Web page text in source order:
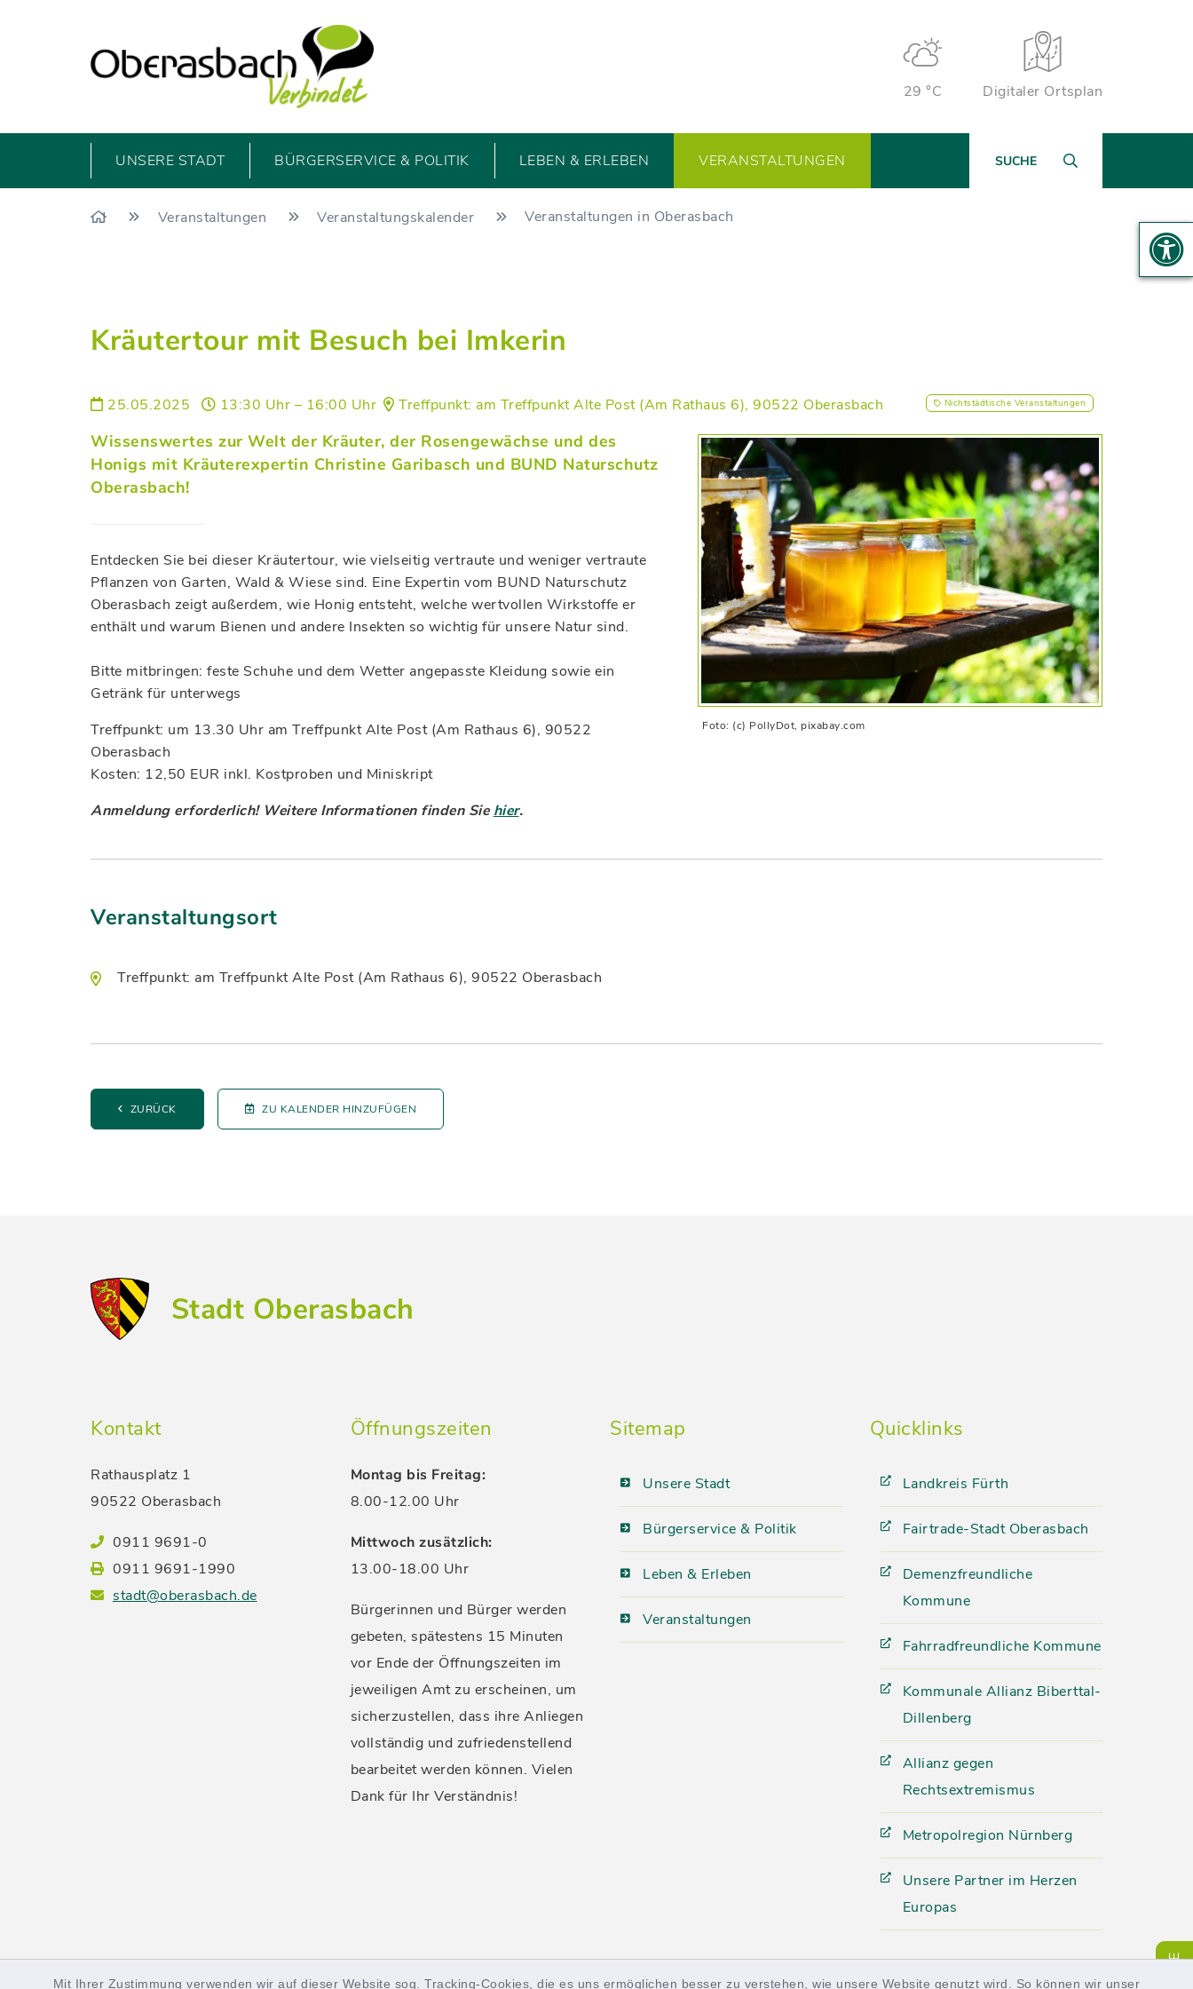
Mit Ihrer Zustimmung verwenden wir auf dieser Website sog. Tracking-Cookies, die es uns ermöglichen besser zu verstehen, wie unsere Website genutzt wird. So können wir unser
29 °C Digitaler Ortsplan
UNSERE STADT BÜRGERSERVICE & POLITIK LEBEN & ERLEBEN VERANSTALTUNGEN SUCHE
Veranstaltungen Veranstaltungskalender Veranstaltungen in Oberasbach
Kräutertour mit Besuch bei Imkerin
25.05.2025 13:30 Uhr – 16:00 Uhr Treffpunkt: am Treffpunkt Alte Post (Am Rathaus 6), 90522 Oberasbach Nichtstädtische Veranstaltungen
Foto: (c) PollyDot, pixabay.com
Wissenswertes zur Welt der Kräuter, der Rosengewächse und des
Honigs mit Kräuterexpertin Christine Garibasch und BUND Naturschutz
Oberasbach!
Entdecken Sie bei dieser Kräutertour, wie vielseitig vertraute und weniger vertraute
Pflanzen von Garten, Wald & Wiese sind. Eine Expertin vom BUND Naturschutz
Oberasbach zeigt außerdem, wie Honig entsteht, welche wertvollen Wirkstoffe er
enthält und warum Bienen und andere Insekten so wichtig für unsere Natur sind.
Bitte mitbringen: feste Schuhe und dem Wetter angepasste Kleidung sowie ein
Getränk für unterwegs
Treffpunkt: um 13.30 Uhr am Treffpunkt Alte Post (Am Rathaus 6), 90522
Oberasbach
Kosten: 12,50 EUR inkl. Kostproben und Miniskript
Anmeldung erforderlich! Weitere Informationen finden Sie hier.
Veranstaltungsort
Treffpunkt: am Treffpunkt Alte Post (Am Rathaus 6), 90522 Oberasbach
ZURÜCK ZU KALENDER HINZUFÜGEN
Stadt Oberasbach
Kontakt
Rathausplatz 1
90522 Oberasbach
0911 9691-0
0911 9691-1990
stadt@oberasbach.de
Öffnungszeiten
Montag bis Freitag:
8.00-12.00 Uhr
Mittwoch zusätzlich:
13.00-18.00 Uhr
Bürgerinnen und Bürger werden
gebeten, spätestens 15 Minuten
vor Ende der Öffnungszeiten im
jeweiligen Amt zu erscheinen, um
sicherzustellen, dass ihre Anliegen
vollständig und zufriedenstellend
bearbeitet werden können. Vielen
Dank für Ihr Verständnis!
Sitemap
Unsere Stadt
Bürgerservice & Politik
Leben & Erleben
Veranstaltungen
Quicklinks
Landkreis Fürth
Fairtrade-Stadt Oberasbach
Demenzfreundliche
Kommune
Fahrradfreundliche Kommune
Kommunale Allianz Biberttal-
Dillenberg
Allianz gegen
Rechtsextremismus
Metropolregion Nürnberg
Unsere Partner im Herzen
Europas